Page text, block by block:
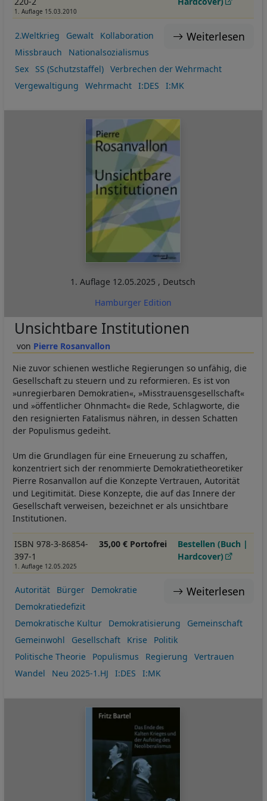
1. Auflage 15.03.2010
Weiterlesen
2.Weltkrieg Gewalt
Kollaboration
Missbrauch
Nationalsozialismus
Sex
SS (Schutzstaffel)
Verbrechen der Wehrmacht
Vergewaltigung
Wehrmacht I:DES I:MK
1. Auflage 12.05.2025 , Deutsch
Hamburger Edition
Pierre Rosanvallon
Unsichtbare Institutionen
Nie zuvor schienen westliche Regierungen so unfähig, die
Gesellschaft zu steuern und zu reformieren. Es ist von
»unregierbaren Demokratien«, »Misstrauensgesellschaft«
und »öffentlicher Ohnmacht« die Rede, Schlagworte, die
den resignierten Fatalismus nähren, in dessen Schatten
der Populismus gedeiht.
Um die Grundlagen für eine Erneuerung zu schaffen,
konzentriert sich der renommierte Demokratietheoretiker
Pierre Rosanvallon auf die Konzepte Vertrauen, Autorität
und Legitimität. Diese Konzepte, die auf das Innere der
Gesellschaft verweisen, bezeichnet er als unsichtbare
Institutionen.
ISBN 978-3-86854-
397-1
1. Auflage 12.05.2025
35,00 € Portofrei
Bestellen (Buch |
Hardcover)
Weiterlesen
Autorität Bürger
Demokratie
Demokratiedefizit
Demokratische Kultur
Demokratisierung
Gemeinschaft
Gemeinwohl
Gesellschaft Krise
Politik
Politische Theorie
Populismus Regierung
Vertrauen
Wandel
Neu 2025-1.HJ I:DES I:MK